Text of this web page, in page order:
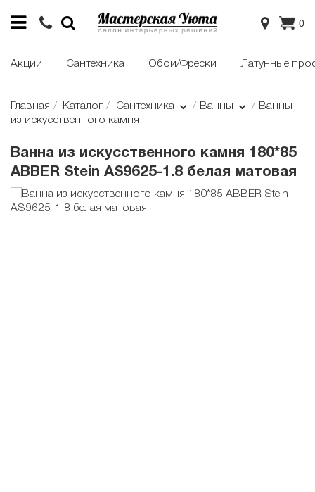
0
Акции Сантехника Обои/Фрески Латунные
Главная Каталог Сантехника Ванны
Ванны
из искусственного камня
Ванна из искусственного камня 180*85
ABBER Stein AS9625-1.8 белая матовая